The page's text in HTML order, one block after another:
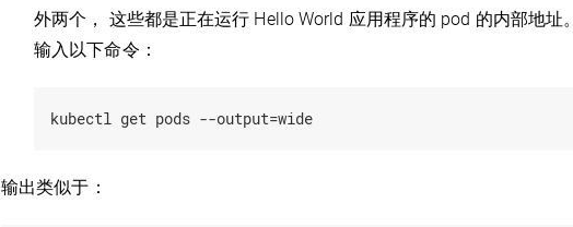
外两个， 这些都是正在运行 Hello World 应用程序的 pod 的内部地址
输入以下命令：
输出类似于：